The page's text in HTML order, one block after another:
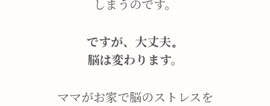
しまうのです。
ですが、大丈夫。
脳は変わります。
ママがお家で脳のストレスを